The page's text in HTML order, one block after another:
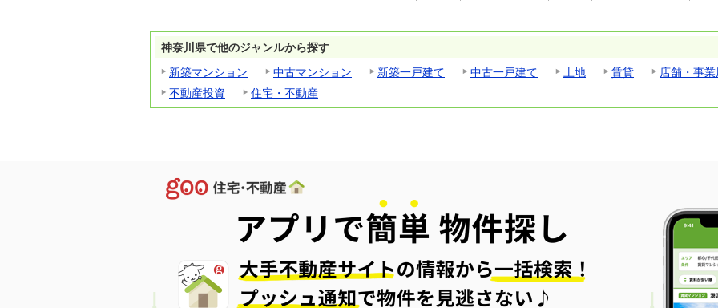
神奈川県で他のジャンルから探す
新築マンション
中古マンション 新築一戸建て 中古一戸建て 土地 賃貸
店舗・事業
不動産投資
住宅・不動産